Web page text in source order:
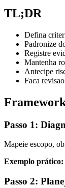
TL;DR
Defina
Padronize
Registre
Mantenha
Antecipe
Faca
Framework
Passo 1:
Mapeie escopo,
Exemplo prático:
Passo 2: